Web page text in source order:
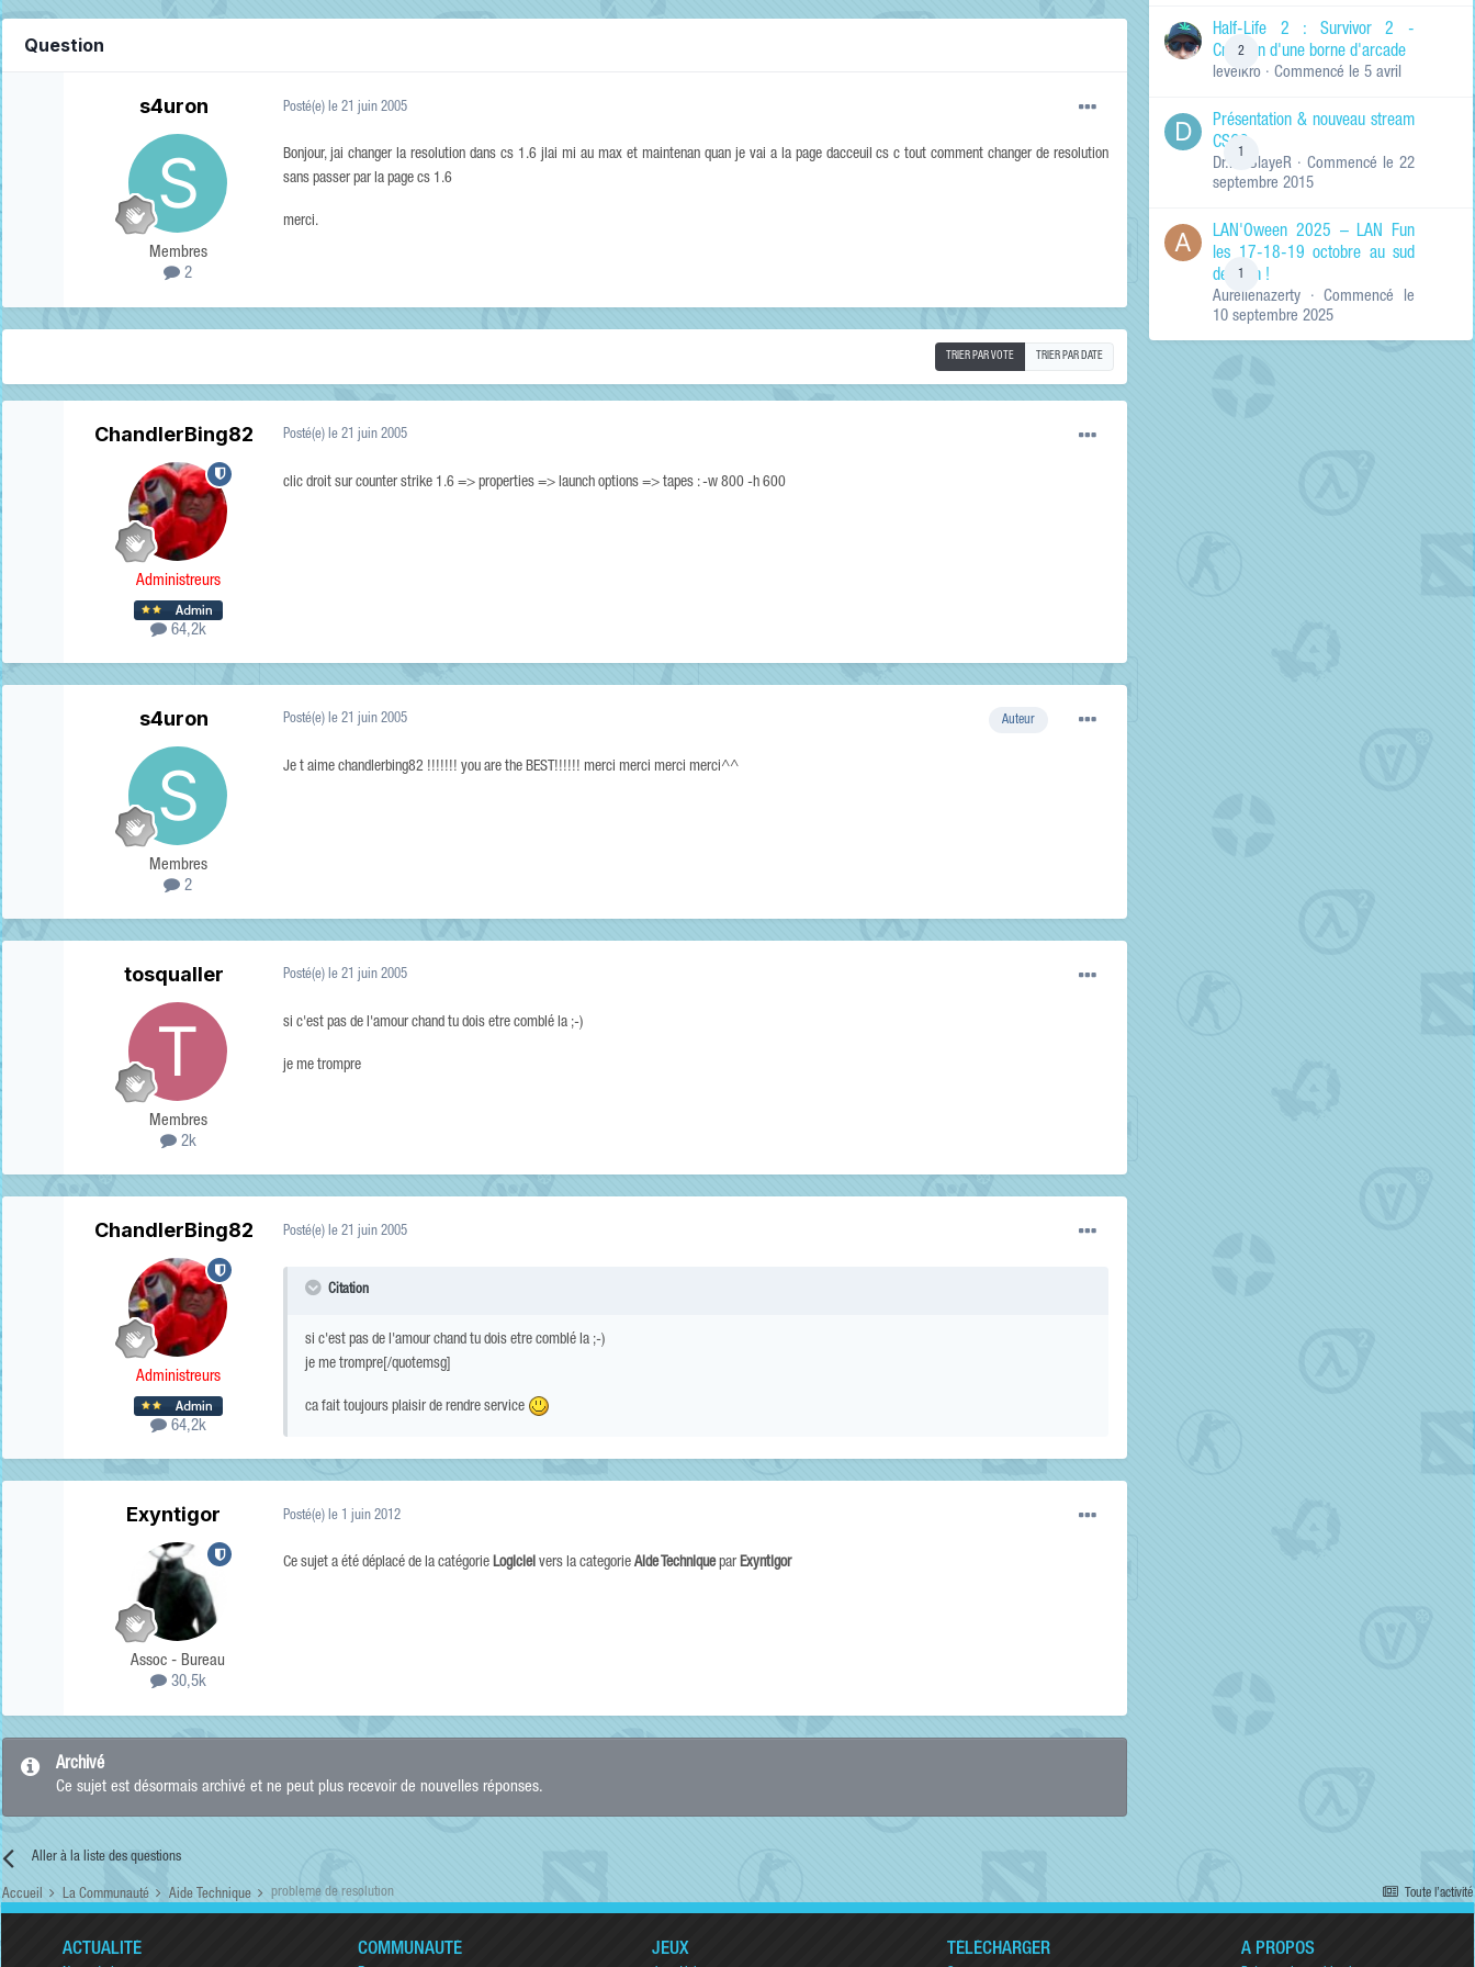
RECHERCHER LES
Titres et corps
Titres des
uniquement
Question
s4uron
Membres
2
Posté(e)le 21 juin 2005
Bonjour, jai changer la resolution dans cs 1.6 jlai mi au max et maintenan quan je vai a la page dacceuil cs c tout comment changer de resolution
sans passer par la page cs 1.6
merci.
TRIER PAR VOTE TRIER PAR DATE
ChandlerBing82
Administreurs
64,2k
Posté(e)le 21 juin 2005
clic droit sur counter strike 1.6 => properties => launch options => tapes : -w 800 -h 600
s4uron
Membres
2
Auteur
Posté(e)le 21 juin 2005
Je t aime chandlerbing82 !!!!!!! you are the BEST!!!!!! merci merci merci merci^^
tosqualler
Membres
2k
Posté(e)le 21 juin 2005
si c'est pas de l'amour chand tu dois etre comblé la ;-)
je me trompre
ChandlerBing82
Administreurs
64,2k
Posté(e)le 21 juin 2005
Citation
si c'est pas de l'amour chand tu dois etre comblé la ;-)
je me trompre[/quotemsg]
ca fait toujours plaisir de rendre service
Exyntigor
Assoc - Bureau
30,5k
Posté(e)le 1 juin 2012
Ce sujet a été déplacé de la catégorieLogiciel vers la categorieAide TechniqueparExyntigor
Archivé
Ce sujet est désormais archivé et ne peut plus recevoir de nouvelles réponses.
Aller à la liste des questions
2
Half-Life 2 : Survivor 2 -
Création d'une borne d'arcade
levelkro · Commencé le 5 avril
1
Présentation & nouveau stream
CSGO
Dr.KinSlayeR · Commencé le 22
septembre 2015
1
LAN'Oween 2025 – LAN Fun
les 17-18-19 octobre au sud
de Lyon !
Aurelienazerty · Commencé le
10 septembre 2025
Toute l’activité
Accueil La Communauté Aide Technique probleme de resolution
ACTUALITÉ COMMUNAUTÉ JEUX TÉLÉCHARGER A PROPOS